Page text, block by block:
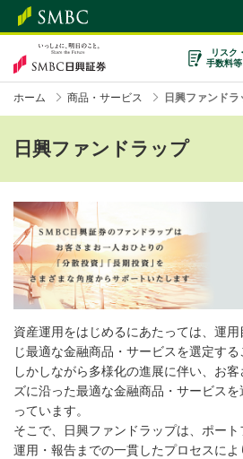
リスク・
手数料等
ホーム 商品・サービス 日興ファンドラ
日興ファンドラップ
資産運用をはじめるにあたっては、運
じ最適な金融商品・サービスを選定する
しかしながら多様化の進展に伴い、お
ズに沿った最適な金融商品・サービス
っています。
そこで、日興ファンドラップは、ポート
運用・報告までの一貫したプロセスに